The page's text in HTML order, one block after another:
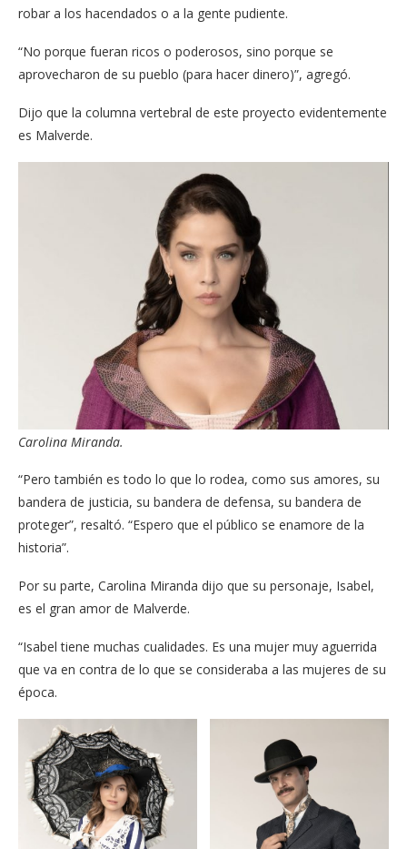
robar a los hacendados o a la gente pudiente.
“No porque fueran ricos o poderosos, sino porque se
aprovecharon de su pueblo (para hacer dinero)”, agregó.
Dijo que la columna vertebral de este proyecto evidentemente
es Malverde.
Carolina Miranda.
“Pero también es todo lo que lo rodea, como sus amores, su
bandera de justicia, su bandera de defensa, su bandera de
proteger”, resaltó. “Espero que el público se enamore de la
historia”.
Por su parte, Carolina Miranda dijo que su personaje, Isabel,
es el gran amor de Malverde.
“Isabel tiene muchas cualidades. Es una mujer muy aguerrida
que va en contra de lo que se consideraba a las mujeres de su
época.